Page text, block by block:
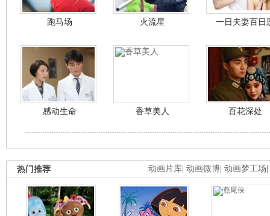
跑马场 火流星 一日夫妻百日
感动生命 香草美人 百花深处
动画片库 动画微博 动画梦工场
热门推荐